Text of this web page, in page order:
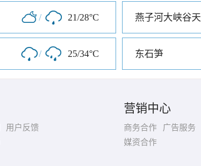
/ 21/28°C
/ 25/34°C 东石笋
用户反馈
营销中心
商务合作
广告服务
媒资合作